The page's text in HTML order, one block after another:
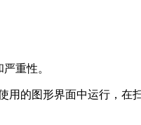
重性。
用的图形界面中运行，在